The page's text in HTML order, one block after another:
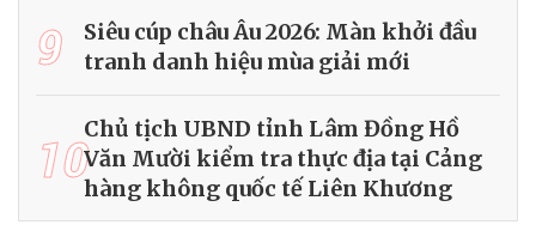
9
Siêu cúp châu Âu 2026: Màn khởi đầu
tranh danh hiệu mùa giải mới
10Chủ tịch UBND tỉnh Lâm Đồng Hồ
Văn Mười kiểm tra thực địa tại Cảng
hàng không quốc tế Liên Khương